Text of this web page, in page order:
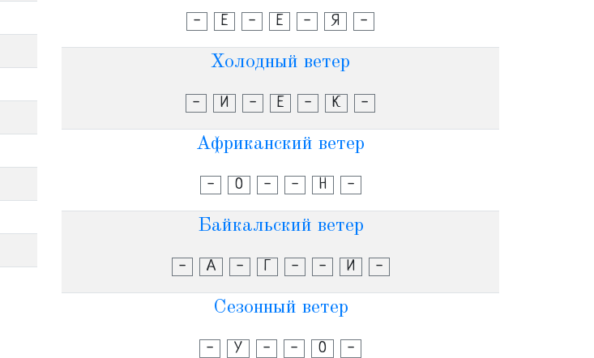
- Е - Е - Я -
Холодный ветер
- И - Е - К -
Африканский ветер
- О - - Н -
Байкальский ветер
- А - Г - - И -
Сезонный ветер
- У - - О -